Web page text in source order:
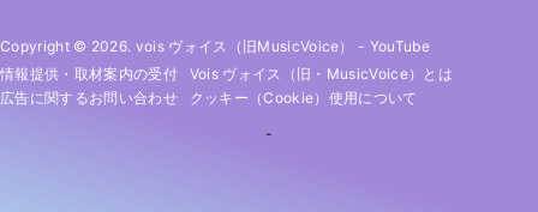
Copyright © 2026. vois ヴォイス（旧MusicVoice） - YouTube
情報提供・取材案内の受付
Vois ヴォイス（旧・MusicVoice）とは
広告に関するお問い合わせ
クッキー（cookie）使用について
-